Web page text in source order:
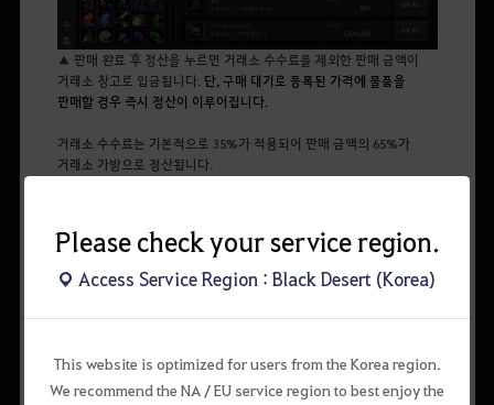
Please check your service region.
Access Service Region : Black Desert (Korea)
This website is optimized for users from the Korea region.
We recommend the NA / EU service region to best enjoy the
▲ 판매 완료 후 정산을 누르면 거래소 수수료를 제외한 판매 금액이
거래소 창고로 입금됩니다. 단, 구매 대기로 등록된 가격에 물품을
판매할 경우 즉시 정산이 이루어집니다.
거래소 수수료는 기본적으로 35%가 적용되어 판매 금액의 65%가
거래소 가방으로 정산됩니다.
판매 금액의 84.5%가 거래소 가방으로 정산됩니다.
(단, 펄 상점 상품은 정산 시 밸류 패키지의 효과가 적용되지 않습니다)
아이템 판매 시 최대 상한가에 구매 대기되어 있는 물품에 판매할 경우,
구매 대기한 모험가분들 중 무작위 모험가에게 물품이 판매됩니다.